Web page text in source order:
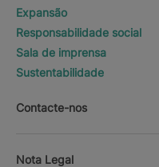
Expansão
Responsabilidade social
Sala de imprensa
Sustentabilidade
Contacte-nos
Nota Legal